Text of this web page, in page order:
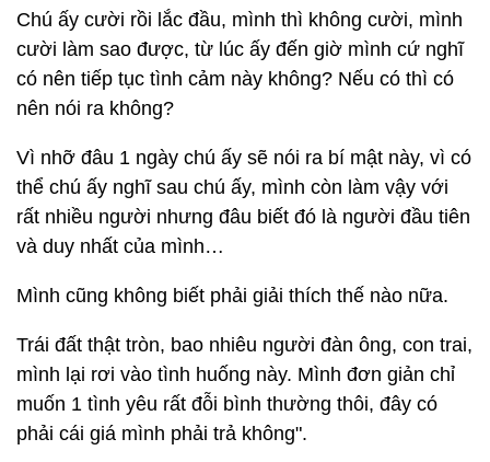
Chú ấy cười rồi lắc đầu, mình thì không cười, mình
cười làm sao được, từ lúc ấy đến giờ mình cứ nghĩ
có nên tiếp tục tình cảm này không? Nếu có thì có
nên nói ra không?
Vì nhỡ đâu 1 ngày chú ấy sẽ nói ra bí mật này, vì có
thể chú ấy nghĩ sau chú ấy, mình còn làm vậy với
rất nhiều người nhưng đâu biết đó là người đầu tiên
và duy nhất của mình…
Mình cũng không biết phải giải thích thế nào nữa.
Trái đất thật tròn, bao nhiêu người đàn ông, con trai,
mình lại rơi vào tình huống này. Mình đơn giản chỉ
muốn 1 tình yêu rất đỗi bình thường thôi, đây có
phải cái giá mình phải trả không".